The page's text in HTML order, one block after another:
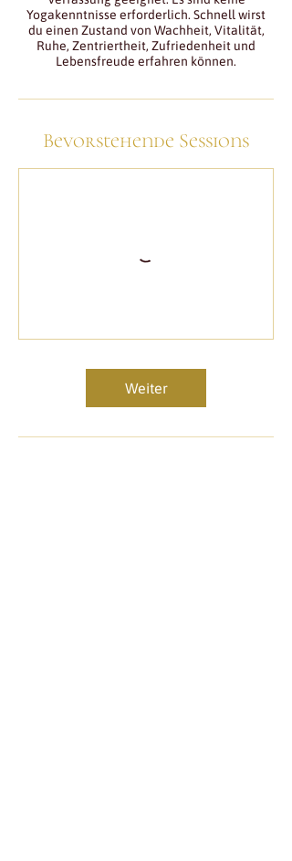
Yogakenntnisse erforderlich. Schnell wirst
du einen Zustand von Wachheit, Vitalität,
Ruhe, Zentriertheit, Zufriedenheit und
Lebensfreude erfahren können.
Bevorstehende Sessions
Weiter